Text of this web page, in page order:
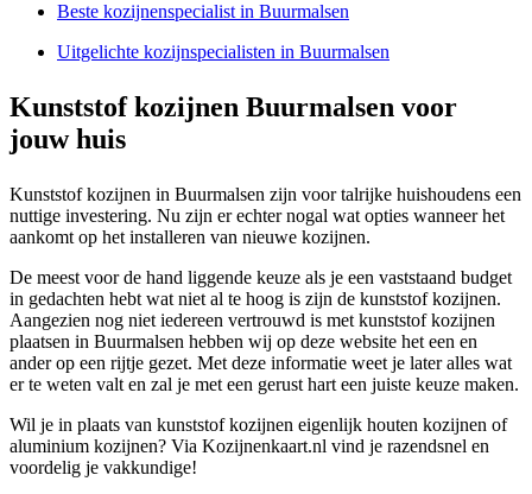
Beste kozijnenspecialist in Buurmalsen
Uitgelichte kozijnspecialisten in Buurmalsen
Kunststof kozijnen Buurmalsen voor
jouw huis
Kunststof kozijnen in Buurmalsen zijn voor talrijke huishoudens een
nuttige investering. Nu zijn er echter nogal wat opties wanneer het
aankomt op het installeren van nieuwe kozijnen.
De meest voor de hand liggende keuze als je een vaststaand budget
in gedachten hebt wat niet al te hoog is zijn de kunststof kozijnen.
Aangezien nog niet iedereen vertrouwd is met kunststof kozijnen
plaatsen in Buurmalsen hebben wij op deze website het een en
ander op een rijtje gezet. Met deze informatie weet je later alles wat
er te weten valt en zal je met een gerust hart een juiste keuze maken.
Wil je in plaats van kunststof kozijnen eigenlijk houten kozijnen of
aluminium kozijnen? Via Kozijnenkaart.nl vind je razendsnel en
voordelig je vakkundige!